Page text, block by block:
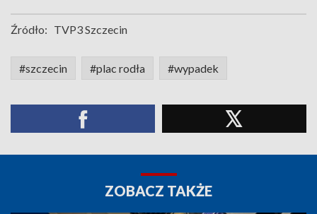
Źródło: TVP3 Szczecin
#szczecin #plac rodła #wypadek
ZOBACZ TAKŻE